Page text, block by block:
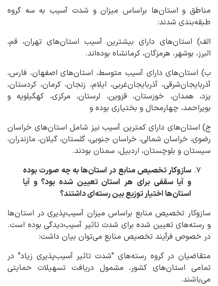
مناطق و استان‌ها براساس میزان و شدت آسیب به سه گروه
طبقه‌بندی شدند:
الف) استان‌های دارای بیشترین آسیب استان‌های تهران، قم،
البرز، بوشهر، هرمزگان، کرمانشاه بوده‌اند.
ب) استان‌های دارای آسیب متوسط، استان‌های اصفهان، فارس،
آذربایجان‌شرقی، آذربایجان‌غربی، ایلام، زنجان، کرمان، کردستان،
یزد، همدان، خوزستان، قزوین، لرستان، مرکزی، کهگیلویه و
بویراحمد، چهارمحال و بختیاری بوده و
ج) استان‌های دارای کمترین آسیب نیز شامل استان‌های خراسان
رضوی، خراسان شمالی، خراسان جنوبی، گلستان، گیلان، مازندران،
سیستان و بلوچستان، اردبیل، سمنان بودند.
سازوکار تخصیص منابع در استان‌ها به چه صورت بوده
و آیا سقفی برای هر استان تعیین شده بود؟ و آیا
استان‌ها اختیار توزیع بین رسته‌ای داشتند؟
سازوکار تخصیص منابع براساس میزان آسیب‌پذیری در استان‌ها
و رسته‌های تعیین شده برای شدت تاثیر آسیب‌دیدگی بوده است.
در خصوص فرآیند تخصیص منابع می‌توان بیان داشت:
متقاضیان در گروه رسته‌های "شدت تاثیر آسیب‌پذیری زیاد" در
تمامی استان‌های کشور، مشمول دریافت تسهیلات حمایتی
می‌باشند.